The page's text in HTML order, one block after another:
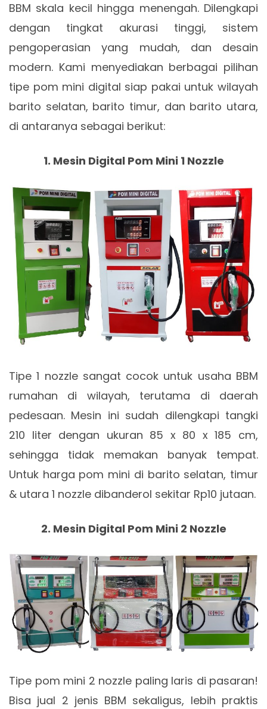
BBM skala kecil hingga menengah. Dilengkapi
dengan tingkat akurasi tinggi, sistem
pengoperasian yang mudah, dan desain
modern. Kami menyediakan berbagai pilihan
tipe pom mini digital siap pakai untuk wilayah
barito selatan, barito timur, dan barito utara,
di antaranya sebagai berikut:
1. Mesin Digital Pom Mini 1 Nozzle
Tipe 1 nozzle sangat cocok untuk usaha BBM
rumahan di wilayah, terutama di daerah
pedesaan. Mesin ini sudah dilengkapi tangki
210 liter dengan ukuran 85 x 80 x 185 cm,
sehingga tidak memakan banyak tempat.
Untuk harga pom mini di barito selatan, timur
& utara 1 nozzle dibanderol sekitar Rp10 jutaan.
2. Mesin Digital Pom Mini 2 Nozzle
Tipe pom mini 2 nozzle paling laris di pasaran!
Bisa jual 2 jenis BBM sekaligus, lebih praktis